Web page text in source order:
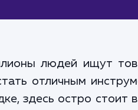
людей ищут
отличным
здесь остро стоит